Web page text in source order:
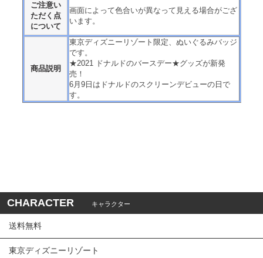
ご注意い
ただく点
について
画面によって色合いが異なって見える場合がござ
います。
商品説明
東京ディズニーリゾート限定、ぬいぐるみバッジ
です。
★2021 ドナルドのバースデー★グッズが新発
売！
6月9日はドナルドのスクリーンデビューの日で
す。
CHARACTER キャラクター
送料無料
東京ディズニーリゾート